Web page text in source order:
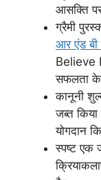
आसक्ति पर
ग्रैमी
आर एंड बी
Believe
सफलता के
कानूनी
जब्त
योगदान
स्पष्ट एक